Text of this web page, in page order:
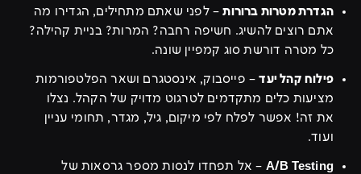
הגדרת מטרות ברורות– לפני שאתם מתחילים, הגדירו מה
אתם רוצים להשיג. חשיפה רחבה? המרות? בניית קהילה?
כל מטרה דורשת סוג קמפיין שונה.
פילוח קהל יעד– פייסבוק, אינסטגרם ושאר הפלטפורמות
מציעות כלים מתקדמים לטרגוט מדויק של הקהל. נצלו
את זה! אפשר לפלח לפי מיקום, גיל, מגדר, תחומי עניין
ועוד.
A/B Testing – אל תפחדו לנסות מספר גרסאות של